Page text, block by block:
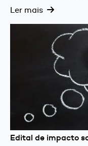
Ler mais
Edital de impacto